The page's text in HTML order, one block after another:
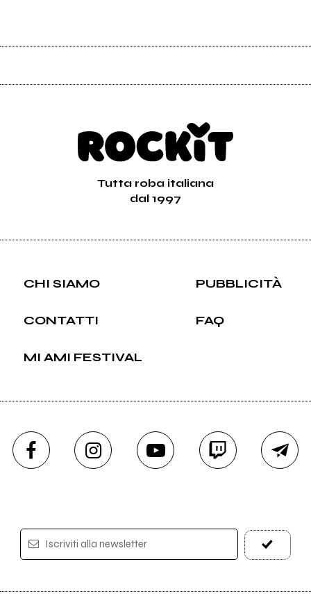
Tutta roba italiana
dal 1997
CHI SIAMO PUBBLICITÀ
CONTATTI FAQ
MI AMI FESTIVAL
Iscriviti alla newsletter